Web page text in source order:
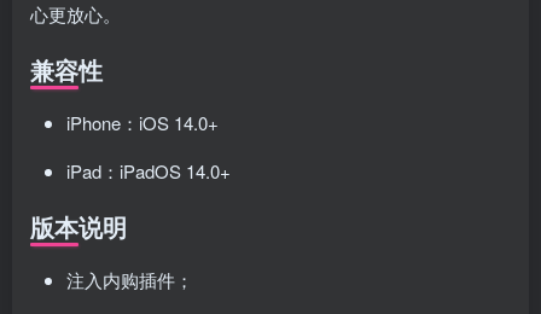
心更放心。
兼容性
iPhone：iOS 14.0+
iPad：iPadOS 14.0+
版本说明
注入内购插件；